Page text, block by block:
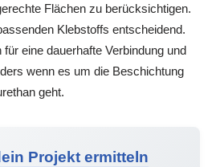
Flächen zu berücksichtigen.
Klebstoffs entscheidend.
eine dauerhafte Verbindung und
wenn es um die Beschichtung
geht.
Projekt ermitteln